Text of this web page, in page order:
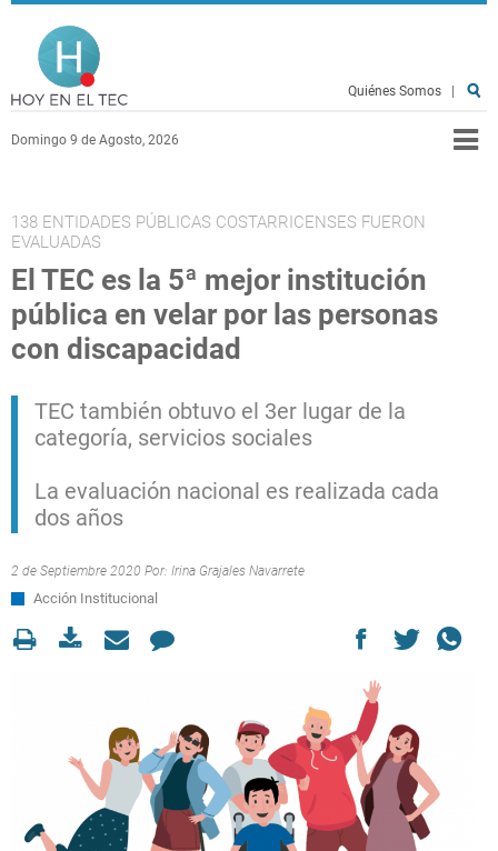
Pasar al contenido principal
Domingo 9 de Agosto, 2026
Quiénes Somos
138 ENTIDADES PÚBLICAS COSTARRICENSES FUERON
EVALUADAS
El TEC es la 5ª mejor institución
pública en velar por las personas
con discapacidad
TEC también obtuvo el 3er lugar de la
categoría, servicios sociales
La evaluación nacional es realizada cada
dos años
2 de Septiembre 2020 Por: Irina Grajales Navarrete
Acción Institucional